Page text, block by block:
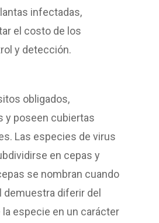
infectadas,
el costo de los
y detección.
obligados,
y poseen cubiertas
Las especies de virus
en cepas y
se nombran cuando
demuestra diferir del
especie en un carácter